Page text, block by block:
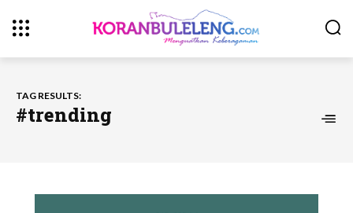
TAG RESULTS:
#trending